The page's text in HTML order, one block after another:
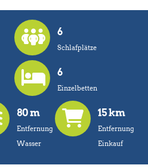
6
Schlafplätze
6
Einzelbetten
80 m
Entfernung
Wasser
15 km
Entfernung
Einkauf